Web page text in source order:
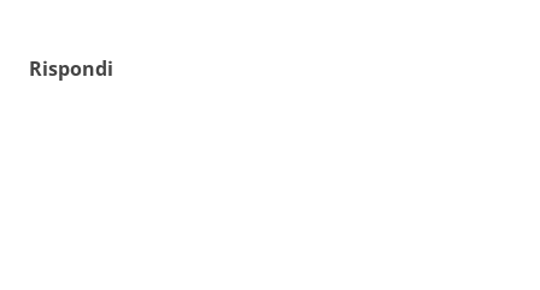
Rispondi